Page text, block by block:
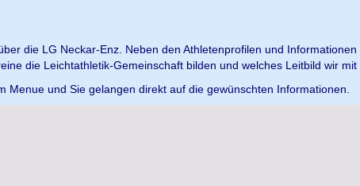
die LG Neckar-Enz. Neben den Athletenprofilen und
die Leichtathletik-Gemeinschaft bilden und welches Leitbild wir mit
Menue und Sie gelangen direkt auf die gewünschten Informationen.